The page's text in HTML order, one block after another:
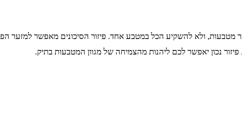
מטבעות, ולא להשקיע הכל במטבע אחד. פיזור הסיכונים מאפשר למזער
נכון יאפשר לכם ליהנות מהצמיחה של מגוון המטבעות בתיק.